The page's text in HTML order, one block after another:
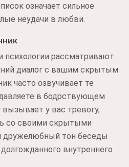
означает сильное
неудачи в любви.
психологии рассматривают
диалог с вашим скрытым
часто озвучивает те
в бодрствующем
вызывает у вас тревогу,
со своими скрытыми
дружелюбный тон беседы
внутреннего